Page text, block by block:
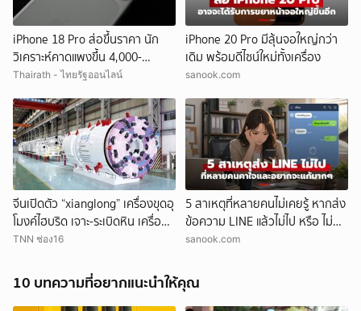
iPhone 18 Pro ส่อขึ้นราคา นัก
วิเคราะห์คาดแพงขึ้น 4,000-
12,000 บาท ราคาไทยอาจทะลุ
Thairath - ไทยรัฐออนไลน์
iPhone 20 Pro มีลุ้นจอใหญ่กว่า
เดิม พร้อมดีไซน์ใหม่ทั้งเครื่อง
sanook.com
จีนเปิดตัว “xianglong” เครื่องขุดอุ
โมงค์ไฮบริด เจาะ-ระเบิดหิน เครื่อง
แรกของโลก
TNN ช่อง16
5 สาเหตุที่หลายคนไม่เคยรู้ หากส่ง
ข้อความ LINE แล้วไม่ไป หรือ ไม่
อ่านสักที
sanook.com
10 บทความที่อยากแนะนำให้คุณ